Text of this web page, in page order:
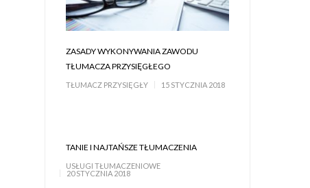
ZASADY WYKONYWANIA ZAWODU
TŁUMACZA PRZYSIĘGŁEGO
TŁUMACZ PRZYSIĘGŁY 15 STYCZNIA 2018
TANIE I NAJTAŃSZE TŁUMACZENIA
USŁUGI TŁUMACZENIOWE
20 STYCZNIA 2018